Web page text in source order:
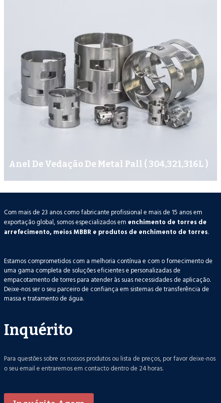
Anel De Vedação De Metal Pall ( 304,321,316L )
Com mais de 23 anos como fabricante profissional e mais de 15 anos em
exportação global, somos especializados em enchimento de torres de
arrefecimento, meios MBBR e produtos de enchimento de torres.
Estamos comprometidos com a melhoria contínua e com o fornecimento de
uma gama completa de soluções eficientes e personalizadas de
empacotamento de torres para atender às suas necessidades de aplicação.
Deixe-nos ser o seu parceiro de confiança em sistemas de transferência de
massa e tratamento de água.
Inquérito
Para questões sobre os nossos produtos ou lista de preços, por favor deixe-nos
o seu email e entraremos em contacto dentro de 24 horas.